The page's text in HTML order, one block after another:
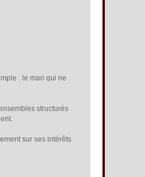
: le mari qui ne
structurés
sur ses intérêts